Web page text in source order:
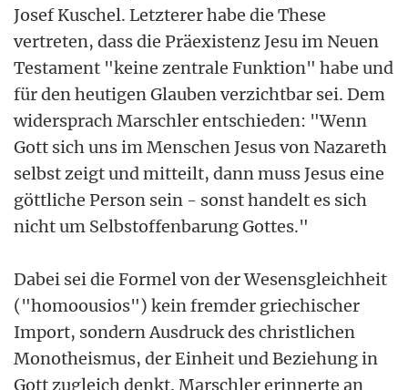
Josef Kuschel. Letzterer habe die These
vertreten, dass die Präexistenz Jesu im Neuen
Testament "keine zentrale Funktion" habe und
für den heutigen Glauben verzichtbar sei. Dem
widersprach Marschler entschieden: "Wenn
Gott sich uns im Menschen Jesus von Nazareth
selbst zeigt und mitteilt, dann muss Jesus eine
göttliche Person sein - sonst handelt es sich
nicht um Selbstoffenbarung Gottes."
Dabei sei die Formel von der Wesensgleichheit
("homoousios") kein fremder griechischer
Import, sondern Ausdruck des christlichen
Monotheismus, der Einheit und Beziehung in
Gott zugleich denkt. Marschler erinnerte an